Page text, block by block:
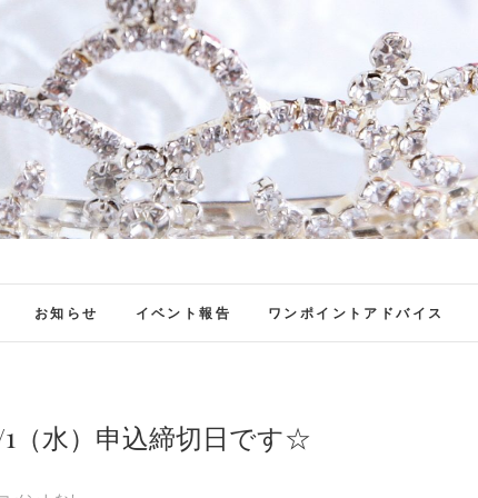
ファンブロ
お知らせ イベント報告 ワンポイントアドバイス
（水）申込締切日です☆